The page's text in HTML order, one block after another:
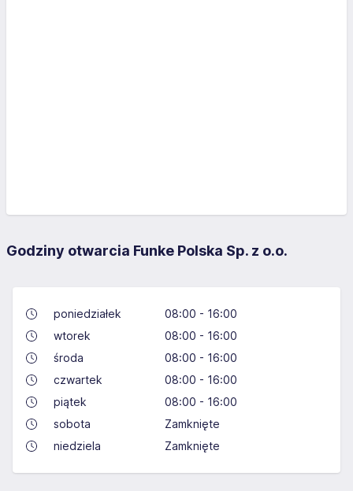
Godziny otwarcia Funke Polska Sp. z o.o.
poniedziałek
08:00 - 16:00
wtorek
08:00 - 16:00
środa
08:00 - 16:00
czwartek
08:00 - 16:00
piątek
08:00 - 16:00
sobota
Zamknięte
niedziela
Zamknięte